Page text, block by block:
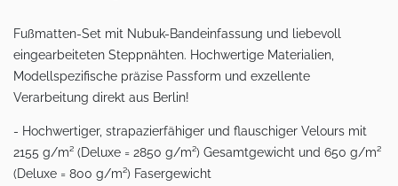
Fußmatten-Set mit Nubuk-Bandeinfassung und liebevoll
eingearbeiteten Steppnähten. Hochwertige Materialien,
Modellspezifische präzise Passform und exzellente
Verarbeitung direkt aus Berlin!
- Hochwertiger, strapazierfähiger und flauschiger Velours mit
2155 g/m² (Deluxe = 2850 g/m²) Gesamtgewicht und 650 g/m²
(Deluxe = 800 g/m²) Fasergewicht